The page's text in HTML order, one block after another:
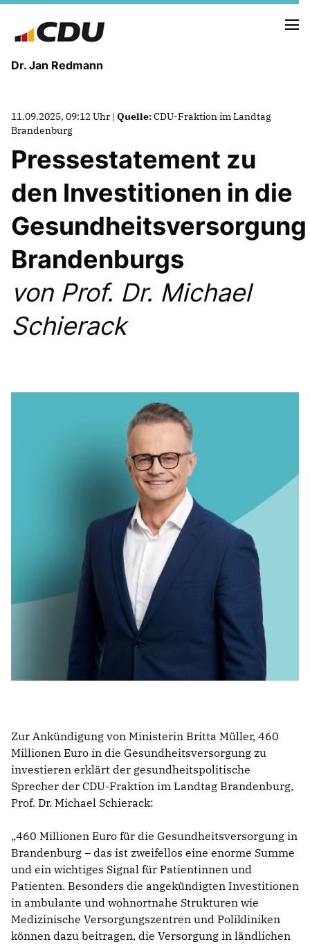
Dr. Jan Redmann
MEINE HEIMAT
MEIN VERSPRECHEN
TERMINE
PRESSEBILDER
PRESSEKONTAKT
PRESSEMITTEILUNGEN
11.09.2025, 09:12 Uhr | Quelle:CDU-Fraktion im Landtag
Brandenburg
Pressestatement zu
den Investitionen in die
Gesundheitsversorgung
Brandenburgs
von Prof. Dr. Michael
Schierack
Zur Ankündigung von Ministerin Britta Müller, 460
Millionen Euro in die Gesundheitsversorgung zu
investieren erklärt der gesundheitspolitische
Sprecher der CDU-Fraktion im Landtag Brandenburg,
Prof. Dr. Michael Schierack:
460 Millionen Euro für die Gesundheitsversorgung in
Brandenburg – das ist zweifellos eine enorme Summe
und ein wichtiges Signal für Patientinnen und
Patienten. Besonders die angekündigten Investitionen
in ambulante und wohnortnahe Strukturen wie
Medizinische Versorgungszentren und Polikliniken
können dazu beitragen, die Versorgung in ländlichen